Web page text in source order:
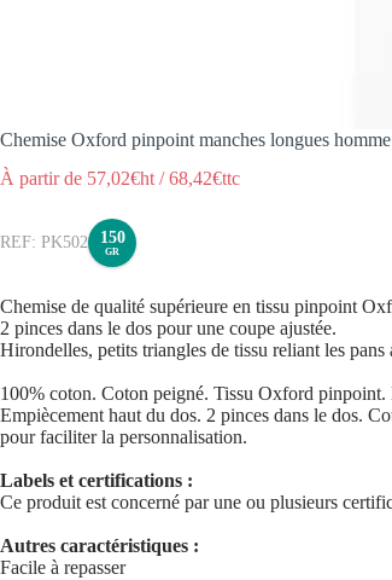
Chemise Oxford pinpoint manches longues homme
À partir de 57,02€ht /68,42€ttc
PK502 150
GR
Chemise de qualité supérieure en tissu pinpoint
2 pinces dans le dos pour une coupe ajustée.
Hirondelles, petits triangles de tissu reliant les pans
100% coton. Coton peigné. Tissu Oxford
Empiècement haut du dos. 2 pinces dans le dos.
pour faciliter la personnalisation.
Labels et certifications :
Ce produit est concerné par une ou plusieurs
Autres caractéristiques :
Facile à repasser